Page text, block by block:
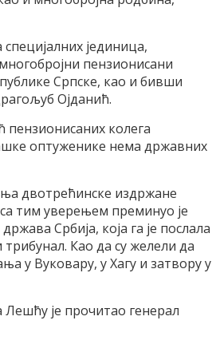
јединица,
пензионисани
Српске, као и бивши
Ојданић.
колега
оптуженике нема државних
двотрећинске издржане
тим уверењем преминуо је
Србија, која га је послала
Као да су желели да
у Вуковару, у Хагу и затвору у
Лешћу је прочитао генерал